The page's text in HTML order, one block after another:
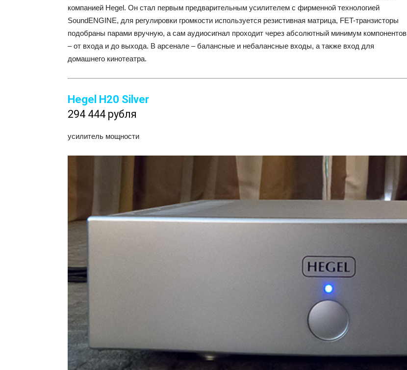
компанией Hegel. Он стал первым предварительным усилителем с фирменной технологией
SoundENGINE, для регулировки громкости используется резистивная матрица, FET-транзисторы
подобраны парами вручную, а сам аудиосигнал проходит через абсолютный минимум компонентов
– от входа и до выхода. В арсенале – балансные и небалансные входы, а также вход для
домашнего кинотеатра.
Hegel H20 Silver
294 444 рубля
усилитель мощности